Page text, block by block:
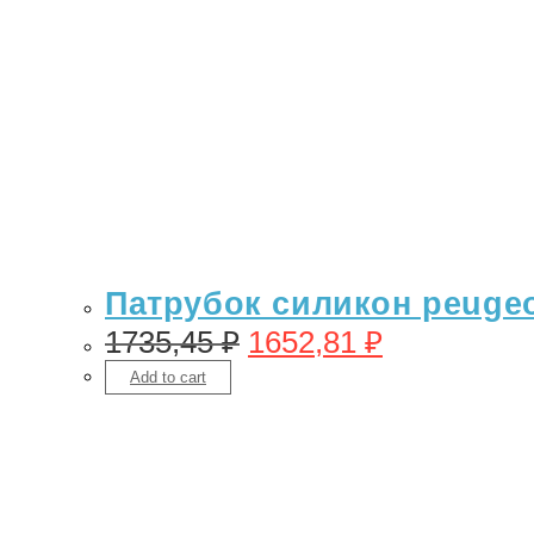
Патрубок силикон
1735,45₽ 1652,81 ₽
Add to cart